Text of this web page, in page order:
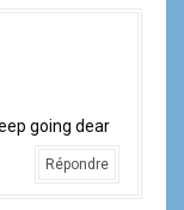
going dear
Répondre